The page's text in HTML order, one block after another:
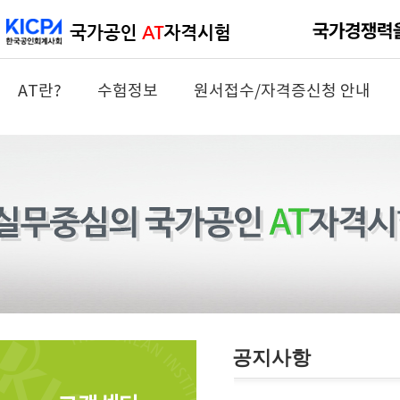
AT란? 수험정보 원서접수/자격증신청 안내
공지사항